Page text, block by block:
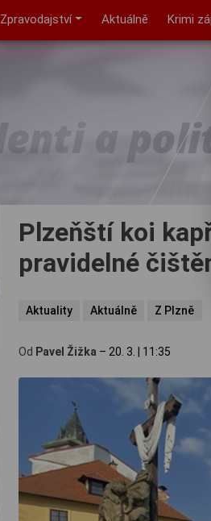
Zpravodajství Aktuálně Krimi
Plzeňští koi
pravidelné
Aktuality Aktuálně Z Plzně
Od Pavel Žižka – 20. 3. 11:35